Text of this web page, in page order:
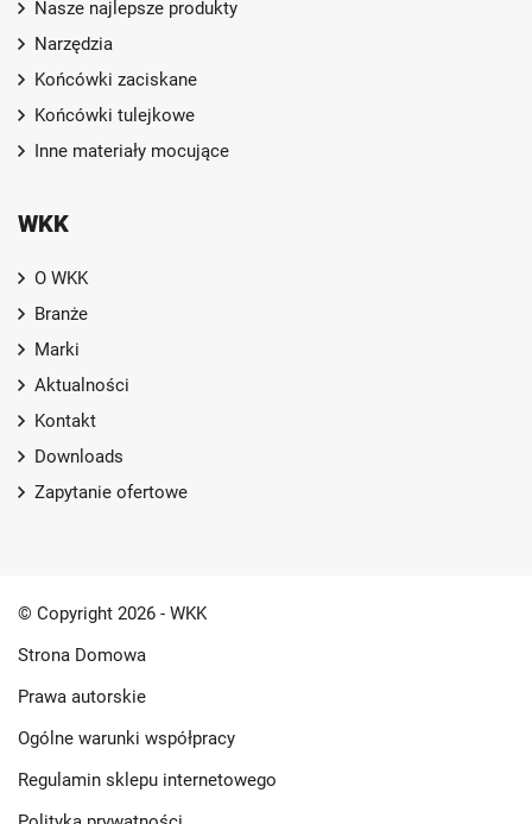
Nasze najlepsze produkty
Narzędzia
Końcówki zaciskane
Końcówki tulejkowe
Inne materiały mocujące
WKK
O WKK
Branże
Marki
Aktualności
Kontakt
Downloads
Zapytanie ofertowe
© Copyright 2026 - WKK
Strona Domowa
Prawa autorskie
Ogólne warunki współpracy
Regulamin sklepu internetowego